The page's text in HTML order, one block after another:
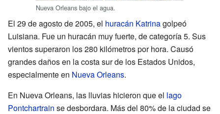
Nueva Orleans bajo el agua.
El 29 de agosto de 2005, el huracán Katrinagolpeó
Luisiana. Fue un huracán muy fuerte, de categoría 5. Sus
vientos superaron los 280 kilómetros por hora. Causó
grandes daños en la costa sur de los Estados Unidos,
especialmente en Nueva Orleans.
En Nueva Orleans, las lluvias hicieron que el lago
Pontchartrain se desbordara. Más del 80% de la ciudad se